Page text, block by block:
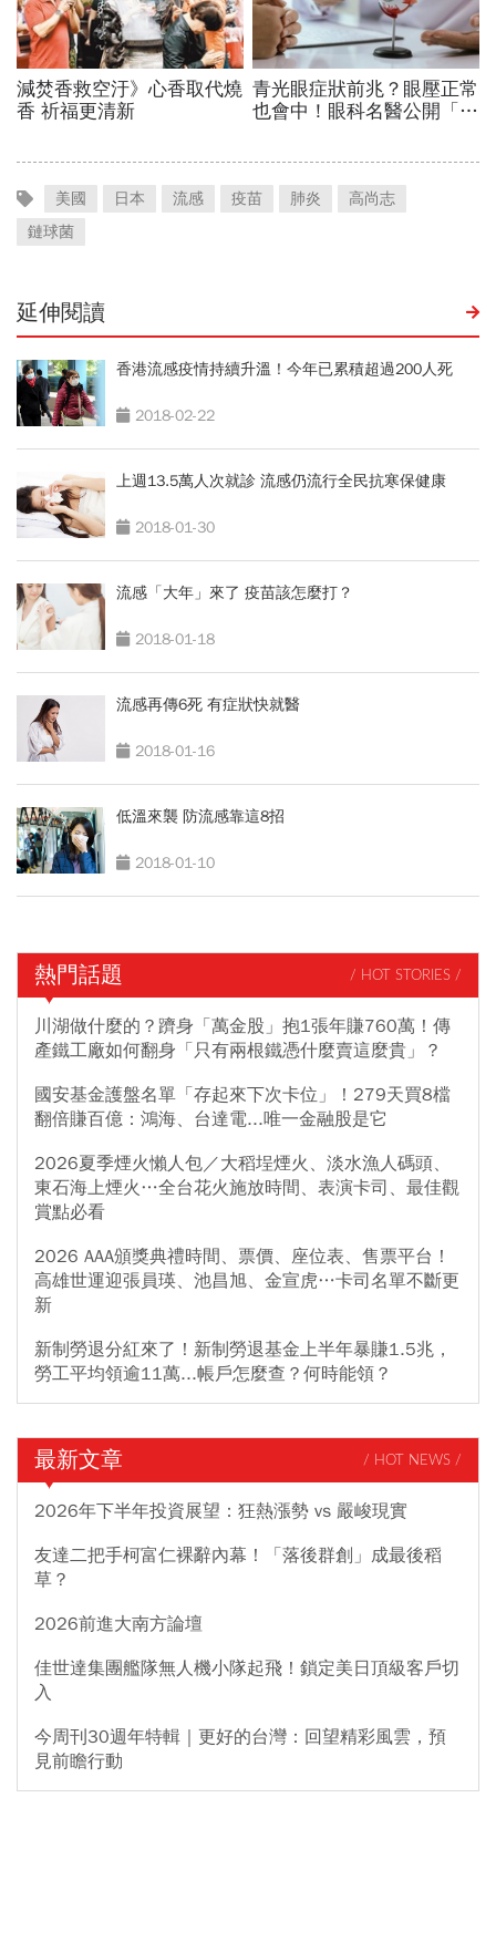
美國 日本 流感 疫苗 肺炎
高尚志
鏈球菌
延伸閱讀
香港流感疫情持續升溫！今年已累積超過200人死
2018-02-22
上週13.5萬人次就診 流感仍流行全民抗寒保健康
2018-01-30
流感「大年」來了 疫苗該怎麼打？
2018-01-18
流感再傳6死 有症狀快就醫
2018-01-16
低溫來襲 防流感靠這8招
2018-01-10
熱門話題 / HOT STORIES /
川湖做什麼的？躋身「萬金股」抱1張年賺760萬！傳
產鐵工廠如何翻身「只有兩根鐵憑什麼賣這麼貴」？
國安基金護盤名單「存起來下次卡位」！279天買8檔
翻倍賺百億：鴻海、台達電...唯一金融股是它
2026夏季煙火懶人包／大稻埕煙火、淡水漁人碼頭、
東石海上煙火…全台花火施放時間、表演卡司、最佳觀
賞點必看
2026 AAA頒獎典禮時間、票價、座位表、售票平台！
高雄世運迎張員瑛、池昌旭、金宣虎…卡司名單不斷更
新
新制勞退分紅來了！新制勞退基金上半年暴賺1.5兆，
勞工平均領逾11萬...帳戶怎麼查？何時能領？
最新文章 / HOT NEWS /
2026年下半年投資展望：狂熱漲勢 vs 嚴峻現實
友達二把手柯富仁裸辭內幕！「落後群創」成最後稻
草？
2026前進大南方論壇
佳世達集團艦隊無人機小隊起飛！鎖定美日頂級客戶切
入
今周刊30週年特輯｜更好的台灣：回望精彩風雲，預
見前瞻行動